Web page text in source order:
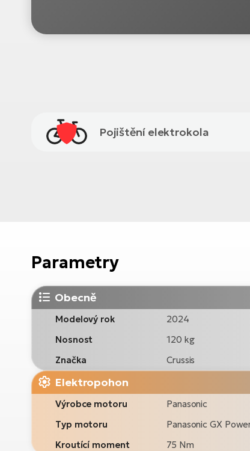
Pojištění elektrokola
Parametry
Obecně
Modelový rok
2024
Nosnost
120 kg
Značka
Crussis
Elektropohon
Výrobce motoru
Panasonic
Typ motoru
Panasonic GX
Kroutící moment
75 Nm